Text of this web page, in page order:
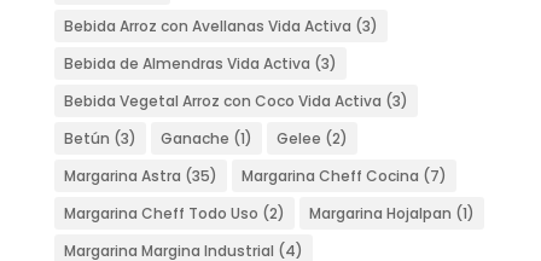
Bebida Arroz con Avellanas Vida Activa (3)
Bebida de Almendras Vida Activa (3)
Bebida Vegetal Arroz con Coco Vida Activa (3)
Betún (3) Ganache (1) Gelee (2)
Margarina Astra (35) Margarina Cheff Cocina (7)
Margarina Cheff Todo Uso (2) Margarina Hojalpan (1)
Margarina Margina Industrial (4)